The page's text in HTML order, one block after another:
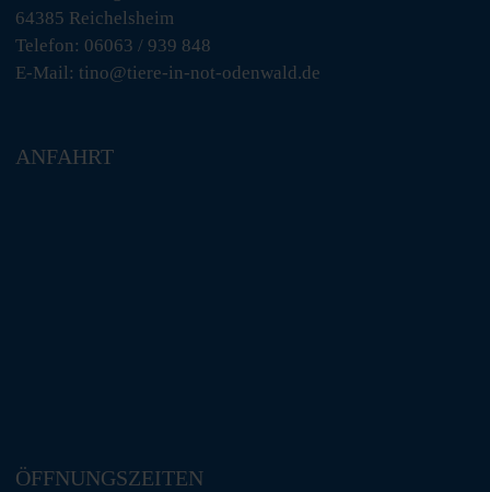
64385 Reichelsheim
Telefon: 06063 / 939 848
E-Mail: tino@tiere-in-not-odenwald.de
ANFAHRT
ÖFFNUNGSZEITEN